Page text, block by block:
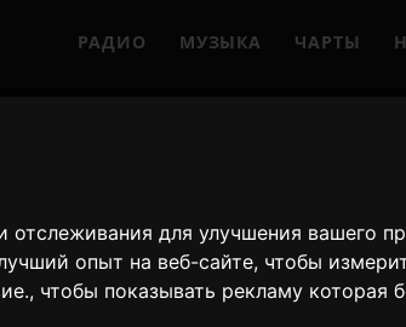
отслеживания для улучшения вашего
опыт на веб-сайте, чтобы
, чтобы показывать рекламу которая
РАДИО МУЗЫКА ЧАРТЫ